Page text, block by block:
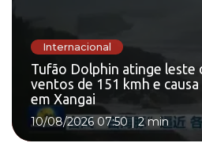
Internacional
Tufão Dolphin atinge leste
ventos de 151 kmh e
em Xangai
10/08/2026 07:50|2 min